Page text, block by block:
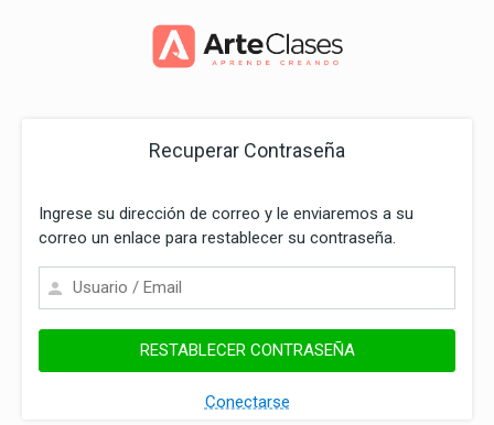
Recuperar Contraseña
Ingrese su dirección de correo y le enviaremos a su
correo un enlace para restablecer su contraseña.
Conectarse